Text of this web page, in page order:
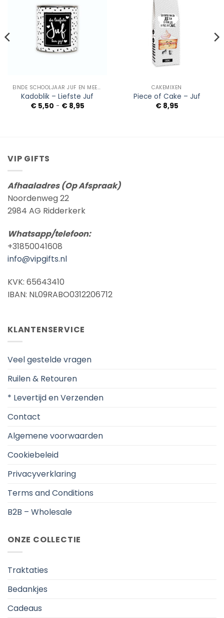
EINDE SCHOOLJAAR JUF EN MEESTER
Kadoblik – Liefste Juf
€5,50 - €8,95Prijsklasse:
CAKEMIXEN
Piece of Cake – Juf
€8,95
VIP GIFTS
Afhaaladres (Op Afspraak)
Noordenweg 22
2984 AG Ridderkerk
Whatsapp/telefoon:
+31850041608
info@vipgifts.nl
KVK: 65643410
IBAN: NL09RABO0312206712
KLANTENSERVICE
Veel gestelde vragen
Ruilen & Retouren
* Levertijd en Verzenden
Contact
Algemene voorwaarden
Cookiebeleid
Privacyverklaring
Terms and Conditions
B2B – Wholesale
ONZE COLLECTIE
Traktaties
Bedankjes
Cadeaus